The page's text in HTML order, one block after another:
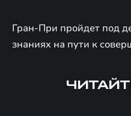
Гран-При пройдет под
знаниях на пути к